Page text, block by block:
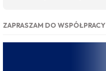
ZAPRASZAM DO WSPÓŁPRACY